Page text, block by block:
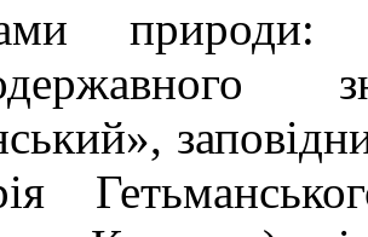
природи: